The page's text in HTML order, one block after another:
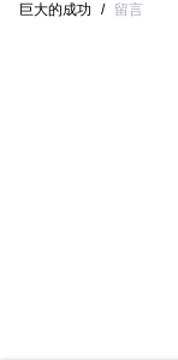
巨大的成功
/ 留言